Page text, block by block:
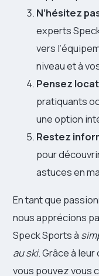
N’hésitez
experts
vers
niveau et à
Pensez
pratiquants
une option
Restez
pour
astuces en
En tant que
nous apprécions
Speck Sports à
au ski. Grâce à
vous pouvez vous